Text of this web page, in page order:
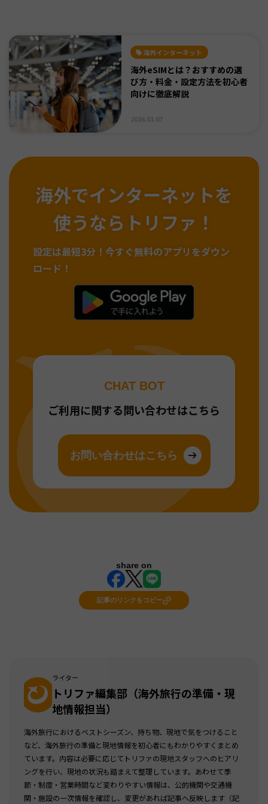
海外インターネット
海外eSIMとは？おすすめの選
び方・料金・設定方法を初心者
向けに徹底解説
海外でインターネットを
使うならトリファ！
設定は最短3分！ 今すぐ無料のアプリをダウン
ロード！
CHAT BOT
ご利用に関する問い合わせはこちら
お問い合わせはこちら
share on
記事のリンクをコピー
ライター
トリファ編集部（海外旅行の準備・現
地情報担当）
海外旅行におけるベストシーズン、持ち物、現地で気をつけること
など、海外旅行の準備と現地情報を初心者にもわかりやすくまとめ
ています。内容は必要に応じてトリファの現地スタッフへのヒアリ
ングを行い、現地の状況も踏まえて整理しています。あわせて季
節・制度・営業時間など変わりやすい情報は、公的機関や交通機
関・施設の一次情報を確認し、変更があれば記事へ反映します（記